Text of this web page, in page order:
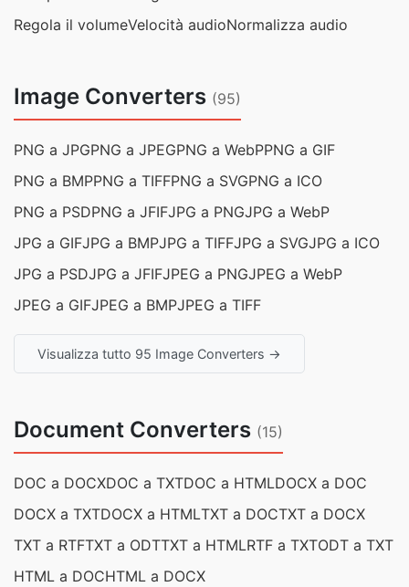
Regola il volumeVelocità audioNormalizza audio
Image Converters (95)
PNG a JPGPNG a JPEGPNG a WebPPNG a GIF
PNG a BMPPNG a TIFFPNG a SVGPNG a ICO
PNG a PSDPNG a JFIFJPG a PNGJPG a WebP
JPG a GIFJPG a BMPJPG a TIFFJPG a SVGJPG a ICO
JPG a PSDJPG a JFIFJPEG a PNGJPEG a WebP
JPEG a GIFJPEG a BMPJPEG a TIFF
Visualizza tutto 95 Image Converters →
Document Converters (15)
DOC a DOCXDOC a TXTDOC a HTMLDOCX a DOC
DOCX a TXTDOCX a HTMLTXT a DOCTXT a DOCX
TXT a RTFTXT a ODTTXT a HTMLRTF a TXTODT a TXT
HTML a DOCHTML a DOCX